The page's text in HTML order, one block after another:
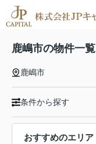
鹿嶋市の物件一覧
鹿嶋市
条件から探す
おすすめのエリア